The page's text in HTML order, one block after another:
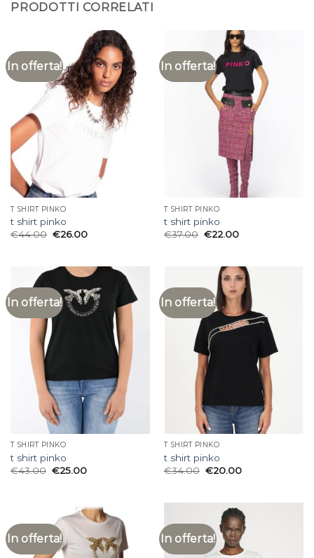
PRODOTTI CORRELATI
In offerta!
T SHIRT PINKO
t shirt pinko
€44.00 €26.00
In offerta!
T SHIRT PINKO
t shirt pinko
€37.00 €22.00
In offerta!
T SHIRT PINKO
t shirt pinko
€43.00 €25.00
In offerta!
T SHIRT PINKO
t shirt pinko
€34.00 €20.00
In offerta! In offerta!